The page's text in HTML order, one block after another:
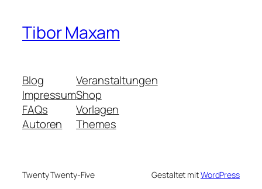
Tibor Maxam
Blog
Impressum
FAQs
Autoren
Veranstaltungen
Shop
Vorlagen
Themes
Twenty Twenty-Five Gestaltet mitWordPress